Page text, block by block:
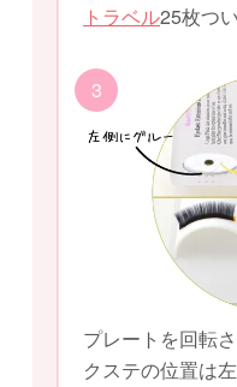
トラベル25枚つ
3
プレートを回転
クステの位置は